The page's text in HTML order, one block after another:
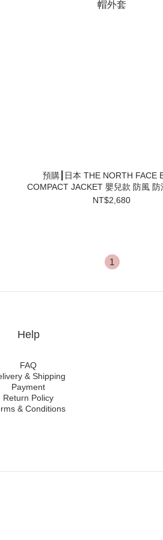
預購┃日本 THE NORTH FACE
COMPACT JACKET 嬰兒款 防風 防
外套
NT$2,680
1
Help
FAQ
& Shipping
Payment
Return Policy
& Conditions